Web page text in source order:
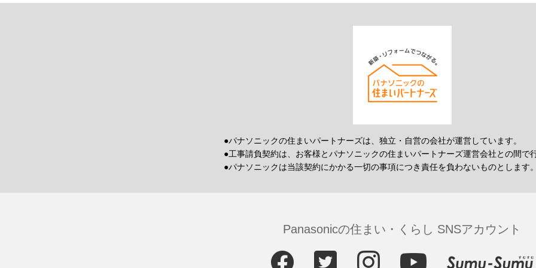
●パナソニックの住まいパートナーズは、独立・自営の会社が運営しています。
●工事請負契約は、お客様とパナソニックの住まいパートナーズ運営会社との間で
●パナソニックは当該契約にかかる一切の事項につき責任を負わないものとします。
Panasonicの住まい・くらし SNSアカウント